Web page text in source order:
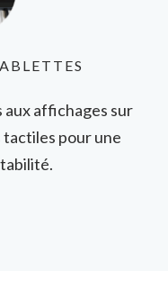
aux affichages sur
pour une